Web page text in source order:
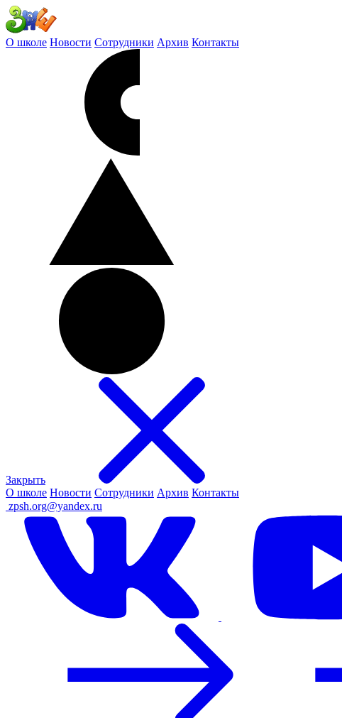
О школе Новости Сотрудники Архив Контакты
Закрыть
О школе Новости Сотрудники Архив Контакты
zpsh.org@yandex.ru